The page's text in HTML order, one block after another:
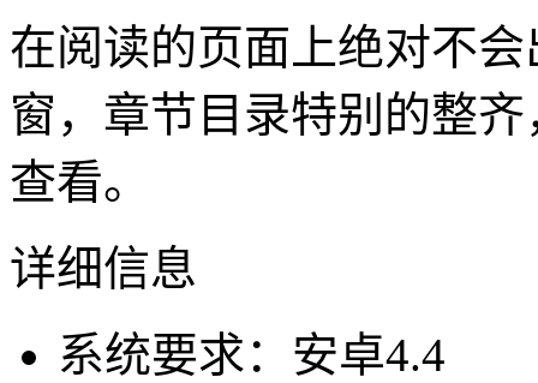
在阅读的页面上绝对不
窗，章节目录特别的整
查看。
详细信息
系统要求：安卓4.4